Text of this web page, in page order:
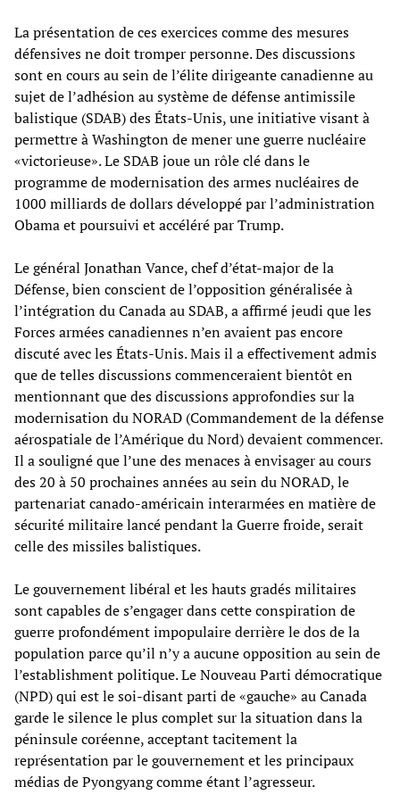
La présentation de ces exercices comme des mesures
défensives ne doit tromper personne. Des discussions
sont en cours au sein de l’élite dirigeante canadienne au
sujet de l’adhésion au système de défense antimissile
balistique (SDAB) des États-Unis, une initiative visant à
permettre à Washington de mener une guerre nucléaire
«victorieuse». Le SDAB joue un rôle clé dans le
programme de modernisation des armes nucléaires de
1000 milliards de dollars développé par l’administration
Obama et poursuivi et accéléré par Trump.
Le général Jonathan Vance, chef d’état-major de la
Défense, bien conscient de l’opposition généralisée à
l’intégration du Canada au SDAB, a affirmé jeudi que les
Forces armées canadiennes n’en avaient pas encore
discuté avec les États-Unis. Mais il a effectivement admis
que de telles discussions commenceraient bientôt en
mentionnant que des discussions approfondies sur la
modernisation du NORAD (Commandement de la défense
aérospatiale de l’Amérique du Nord) devaient commencer.
Il a souligné que l’une des menaces à envisager au cours
des 20 à 50 prochaines années au sein du NORAD, le
partenariat canado-américain interarmées en matière de
sécurité militaire lancé pendant la Guerre froide, serait
celle des missiles balistiques.
Le gouvernement libéral et les hauts gradés militaires
sont capables de s’engager dans cette conspiration de
guerre profondément impopulaire derrière le dos de la
population parce qu’il n’y a aucune opposition au sein de
l’establishment politique. Le Nouveau Parti démocratique
(NPD) qui est le soi-disant parti de «gauche» au Canada
garde le silence le plus complet sur la situation dans la
péninsule coréenne, acceptant tacitement la
représentation par le gouvernement et les principaux
médias de Pyongyang comme étant l’agresseur.